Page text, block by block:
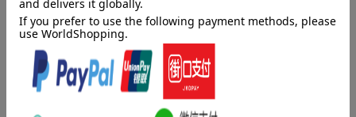
会社を動かす 問題を見える化し、改善につなげる／第５章 自
社の未来を描くＳＷＯＴ分析と戦略思考 経営判断に“構造”と“整
理”を与える／第６章 現場の人材育成が会社の未来を変える 現
場のコミュニケーションに必要なこと／第７章 改善活動が定着
する仕組みのつくり方 コンサルの手を離れても現場が回るため